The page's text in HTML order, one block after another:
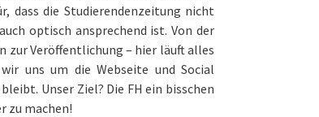
dass die Studierendenzeitung nicht
optisch ansprechend ist. Von der
zur Veröffentlichung – hier läuft alles
uns um die Webseite und Social
Unser Ziel? Die FH ein bisschen
zu machen!